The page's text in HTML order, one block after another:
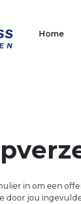
Home
in om een
door jou